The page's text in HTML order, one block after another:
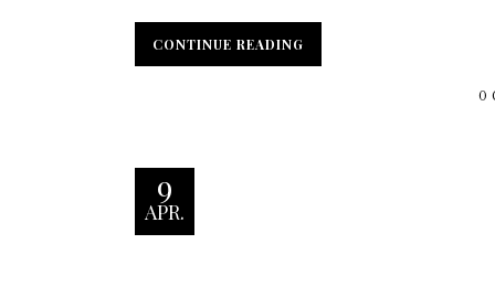
CONTINUE READING
0
9
APR.